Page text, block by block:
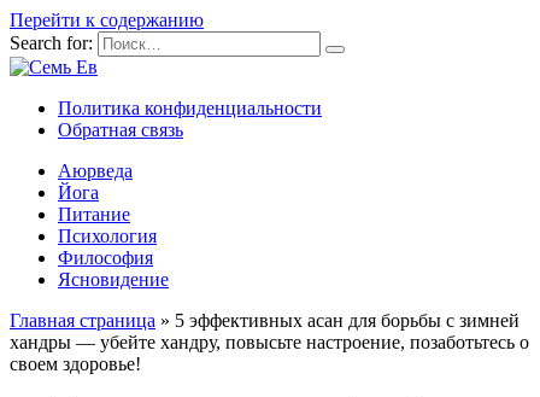
Перейти к содержанию
Search for:
Политика конфиденциальности
Обратная связь
Аюрведа
Йога
Питание
Психология
Философия
Ясновидение
Главная страница » 5 эффективных асан для борьбы с зимней
хандры — убейте хандру, повысьте настроение, позаботьтесь о
своем здоровье!